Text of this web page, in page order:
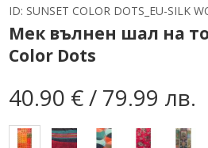
ID: SUNSET COLOR DOTS_EU-SILK
Мек вълнен шал на
Color Dots
40.90 € / 79.99 лв.